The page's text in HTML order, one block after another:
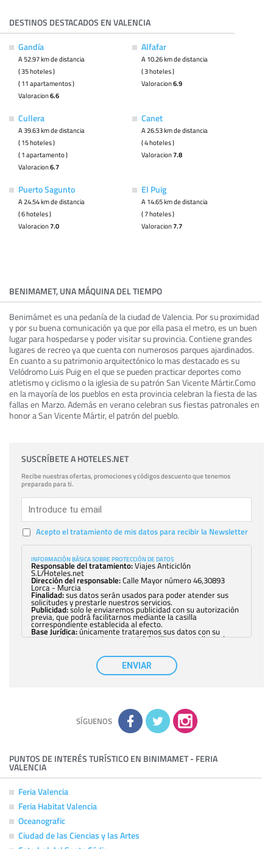
DESTINOS DESTACADOS EN VALENCIA
Gandía
A 52.97 km de distancia
( 35 hoteles )
( 11 apartamentos )
Valoracion6.6
Alfafar
A 10.26 km de distancia
( 3 hoteles )
Valoracion6.9
Cullera
A 39.63 km de distancia
( 15 hoteles )
( 1 apartamento )
Valoracion6.7
Canet
A 26.53 km de distancia
( 4 hoteles )
Valoracion7.8
Puerto Sagunto
A 24.54 km de distancia
( 6 hoteles )
Valoracion7.0
El Puig
A 14.65 km de distancia
( 7 hoteles )
Valoracion7.7
BENIMAMET, UNA MÁQUINA DEL TIEMPO
Benimámet es una pedanía de la ciudad de Valencia. Por su proximidad
y por su buena comunicación ya que por ella pasa el metro, es un buen
lugar para hospedarse y poder visitar su provincia. Contiene grandes
lugares de recreo ya que cuenta con numerosos parques ajardinados.
En cuanto a su patrimonio arquitectónico lo mas destacado es su
Velódromo Luis Puig en el que se pueden practicar deportes como
atletismo y ciclismo o la iglesia de su patrón San Vicente Mártir.Como
en la mayoría de los pueblos en esta provincia celebran la fiesta de las
fallas en Marzo. Además en verano celebran sus fiestas patronales en
honor a San Vicente Mártir, el patrón del pueblo.
SUSCRÍBETE A HOTELES.NET
Recibe nuestras ofertas, promociones y códigos descuento que tenemos
preparado para ti.
Acepto el tratamiento de mis datos para recibir la Newsletter
INFORMACIÓN BÁSICA SOBRE PROTECCIÓN DE DATOS
Responsable del tratamiento:Viajes Anticiclón
S.L/Hoteles.net
Dirección del responsable:Calle Mayor número 46,30893
Lorca - Murcia
Finalidad:sus datos serán usados para poder atender sus
solicitudes y prestarle nuestros servicios.
Publicidad:solo le enviaremos publicidad con su autorización
previa, que podrá facilitarnos mediante la casilla
correspondiente establecida al efecto.
Base Jurídica:únicamente trataremos sus datos con su
consentimiento previo, que podrá facilitarnos mediante la
con carácter general, sólo el personal de
nuestra entidad que esté debidamente autorizado podrá
tener conocimiento de la información que le pedimos. No se
comunicarán datos a terceros.
adicional y detallada sobre cómo tratamos sus datos en la
política de privacidad
ENVIAR
SÍGUENOS
PUNTOS DE INTERÉS TURÍSTICO EN BINIMAMET - FERIA
VALENCIA
Feria Valencia
Feria Habitat Valencia
Oceanografic
Ciudad de las Ciencias y las Artes